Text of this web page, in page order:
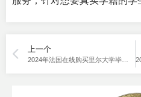
上一个
2024年法国在线购买里尔大学毕业证的渠道分享。